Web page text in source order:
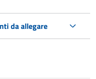
da allegare